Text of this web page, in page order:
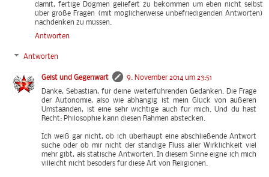
damit, fertige Dogmen geliefert zu bekommen um eben nicht selbst
über große Fragen (mit möglicherweise unbefriedigenden Antworten)
nachdenken zu müssen.
Antworten
Antworten
Geist und Gegenwart
9. November 2014 um 23:51
Danke, Sebastian, für deine weiterführenden Gedanken. Die Frage
der Autonomie, also wie abhängig ist mein Glück von äußeren
Umstaänden, ist eine sehr wichtige auch für mich. Und du hast
Recht: Philosophie kann diesen Rahmen abstecken.
Ich weiß gar nicht, ob ich überhaupt eine abschließende Antwort
suche oder ob mir nicht der ständige Fluss aller Wirklichkeit viel
mehr gibt, als statische Antworten. In diesem Sinne eigne ich mich
villeicht nicht besoders für diese Art von Religionen.